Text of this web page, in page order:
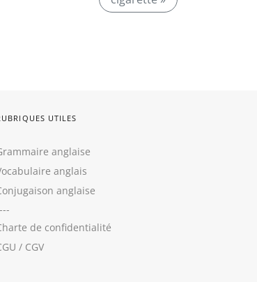
UTILES
anglaise
anglais
anglaise
de confidentialité
/ CGV